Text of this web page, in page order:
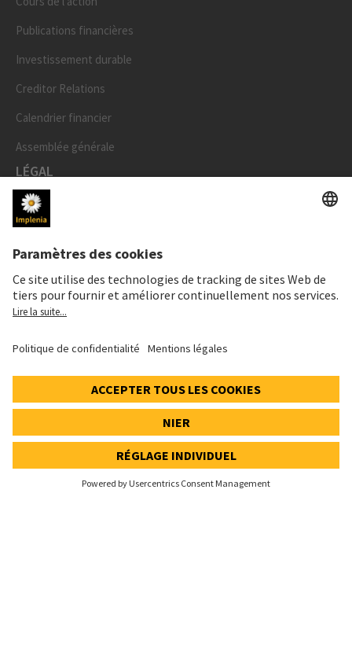
Publications financières
Investissement durable
Creditor Relations
Calendrier financier
Assemblée générale
LÉGAL
Mentions légales
Données personnelles
Déclaration cookies et social media
Paramètres de confidentialité
SWX: Implenia AG
62,30 CHF
0,00 CHF (0,00%)